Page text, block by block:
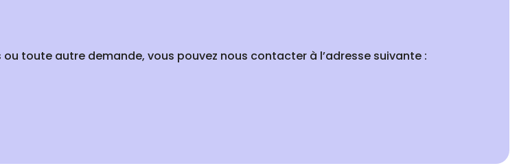
toute autre demande, vous pouvez nous contacter à l’adresse suivante :